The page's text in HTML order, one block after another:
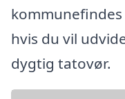
hvis du vil
dygtig tatovør.